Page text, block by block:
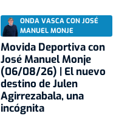
ONDA VASCA CON JOSÉ
MANUEL MONJE
Movida Deportiva con
José Manuel Monje
(06/08/26) | El nuevo
destino de Julen
Agirrezabala, una
incógnita